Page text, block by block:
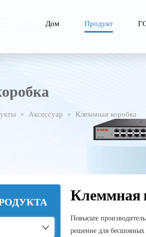
Дом Продукт
» Аксессуар » Клеммная коробка
Клеммная
Повысьте
решение для бесшовных